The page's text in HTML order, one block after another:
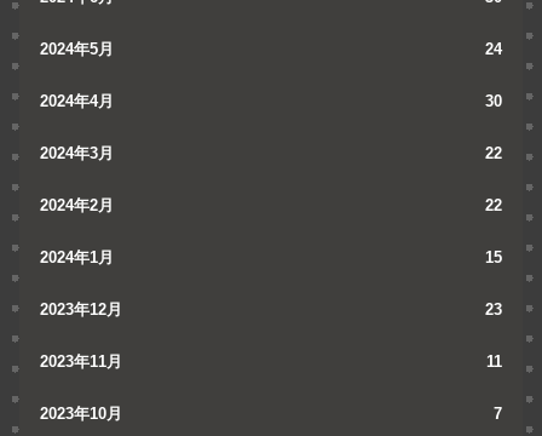
2024年5月 24
2024年4月 30
2024年3月 22
2024年2月 22
2024年1月 15
2023年12月 23
2023年11月 11
2023年10月 7